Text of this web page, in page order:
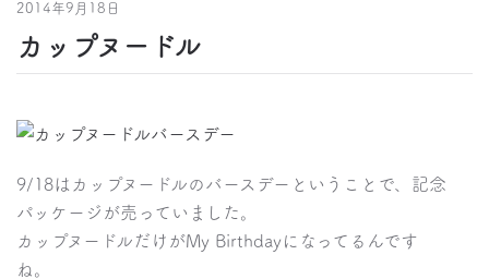
2014年9月18日
カップヌードル
9/18はカップヌードルのバースデーということで、記念
パッケージが売っていました。
カップヌードルだけがMy Birthdayになってるんです
ね。